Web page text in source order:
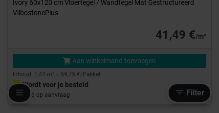
Filter
Ivory 60x120 cm Vloertegel / Wandtegel Mat Gestructureerd
VilbostonePlus
41,49 €/m²
Aan winkelmand toevoegen
Inhoud: 1,44 m² = 59,75 €/Pakket
Wordt voor je besteld
Levertijd op aanvraag